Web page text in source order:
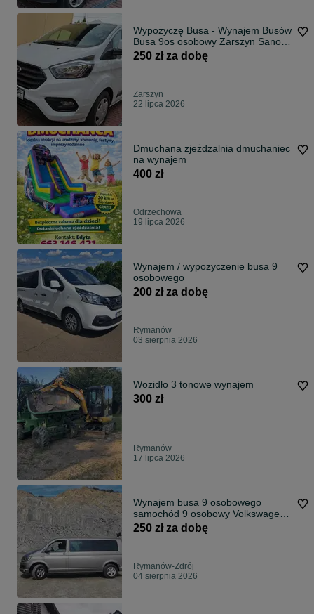
Wypożyczę Busa - Wynajem Busów
Busa 9os osobowy Zarszyn Sanok
250zł
250 zł za dobę
Zarszyn
22 lipca 2026
Dmuchana zjeżdżalnia dmuchaniec
na wynajem
400 zł
Odrzechowa
19 lipca 2026
Wynajem / wypozyczenie busa 9
osobowego
200 zł za dobę
Rymanów
03 sierpnia 2026
Wozidło 3 tonowe wynajem
300 zł
Rymanów
17 lipca 2026
Wynajem busa 9 osobowego
samochód 9 osobowy Volkswagen
Caravelle
250 zł za dobę
Rymanów-Zdrój
04 sierpnia 2026